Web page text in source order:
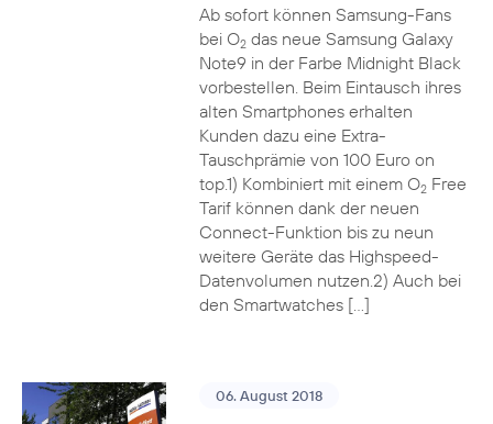
Ab sofort können Samsung-Fans
bei O2das neue Samsung Galaxy
Note9 in der Farbe Midnight Black
vorbestellen. Beim Eintausch ihres
alten Smartphones erhalten
Kunden dazu eine Extra-
Tauschprämie von 100 Euro on
top.1) Kombiniert mit einem O2Free
Tarif können dank der neuen
Connect-Funktion bis zu neun
weitere Geräte das Highspeed-
Datenvolumen nutzen.2) Auch bei
den Smartwatches […]
06. August 2018